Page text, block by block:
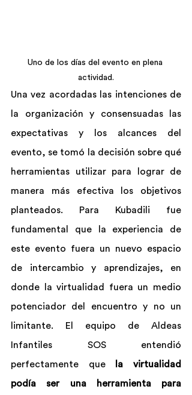
Uno de los días del evento en plena
actividad.
Una vez acordadas las intenciones de
la organización y consensuadas las
expectativas y los alcances del
evento, se tomó la decisión sobre qué
herramientas utilizar para lograr de
manera más efectiva los objetivos
planteados. Para Kubadili fue
fundamental que la experiencia de
este evento fuera un nuevo espacio
de intercambio y aprendizajes, en
donde la virtualidad fuera un medio
potenciador del encuentro y no un
limitante. El equipo de Aldeas
Infantiles SOS entendió
perfectamente que
la virtualidad
podía ser una herramienta para